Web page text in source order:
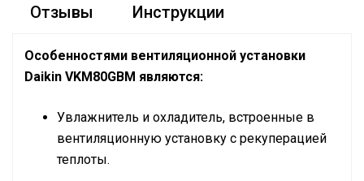
Отзывы Инструкции
Особенностями вентиляционной установки
Daikin VKM80GBM являются:
Увлажнитель и охладитель, встроенные в
вентиляционную установку с рекуперацией
теплоты.